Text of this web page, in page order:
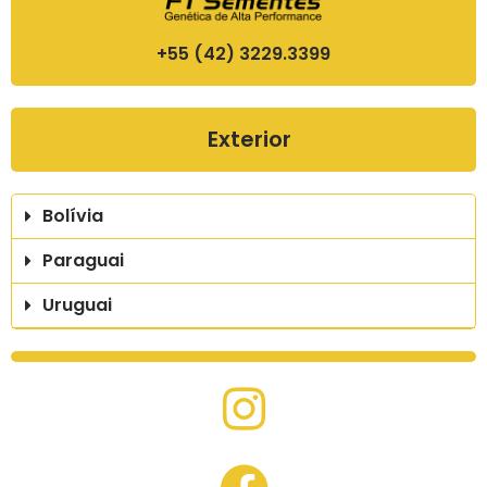
+55 (42) 3229.3399
Exterior
Bolívia
Paraguai
Uruguai